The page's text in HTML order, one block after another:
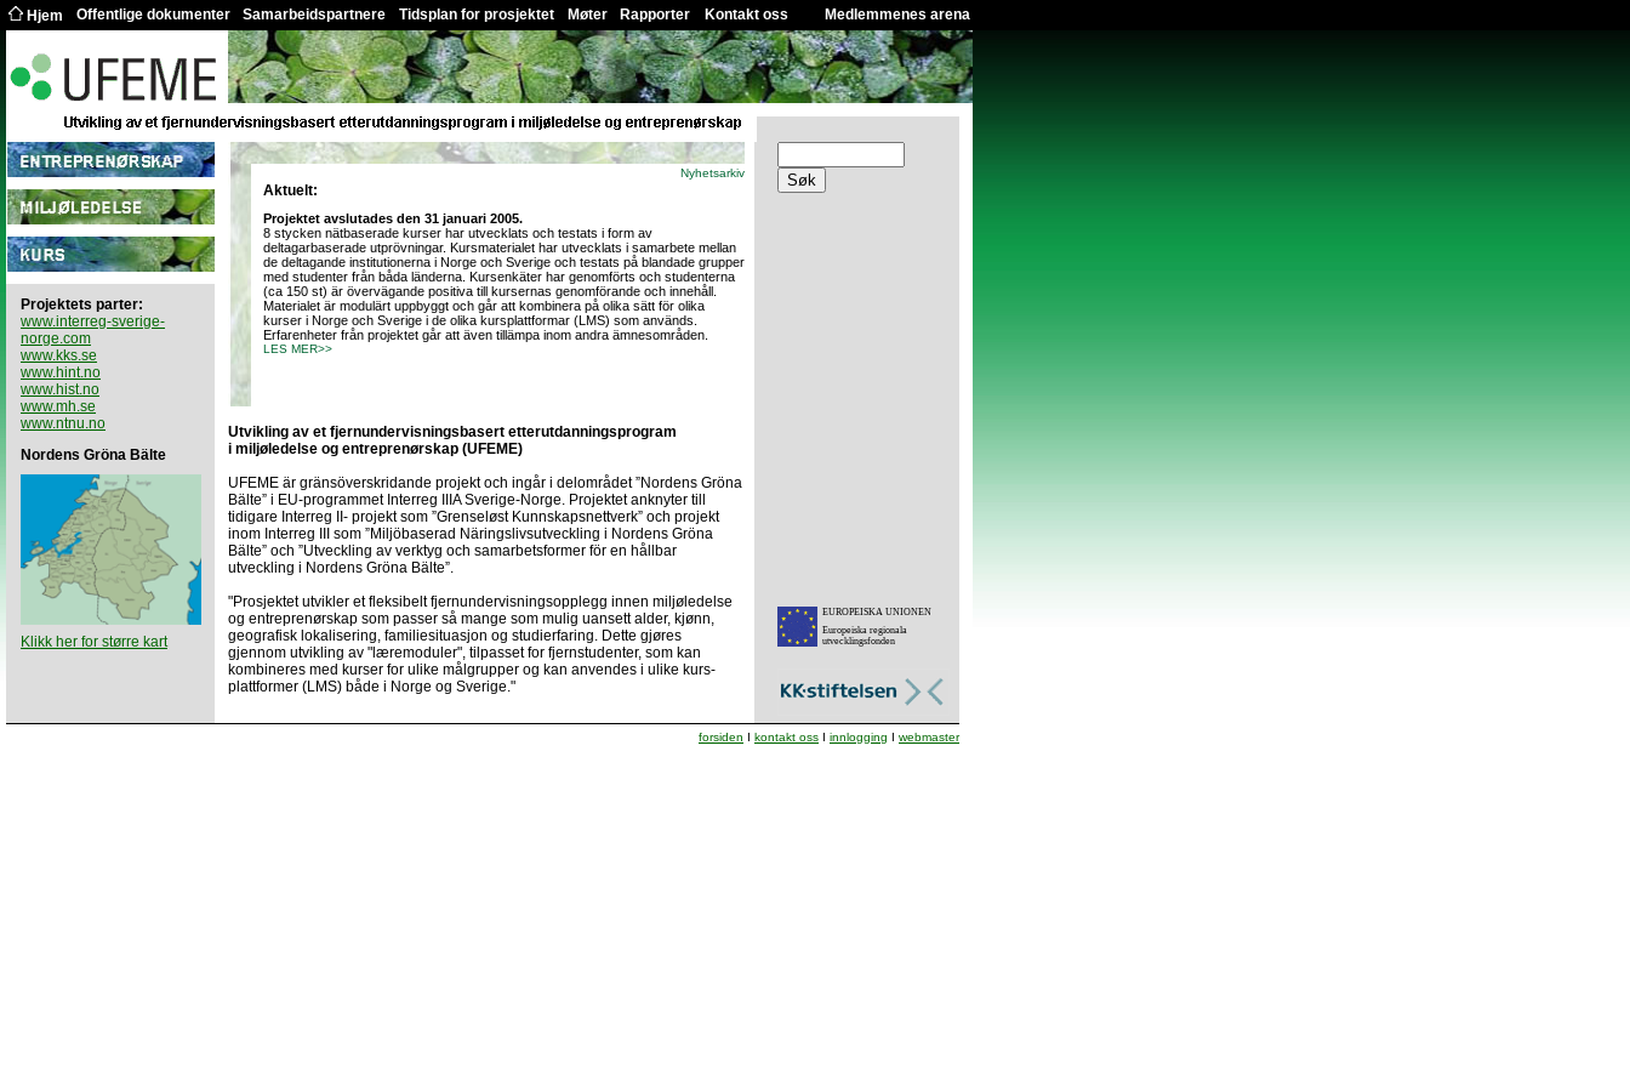
Hjem Offentlige dokumenter Samarbeidspartnere Tidsplan for prosjektet Møter Rapporter Kontakt oss Medlemmenes arena
Projektets parter:
www.interreg-sverige-
norge.com
www.kks.se
www.hint.no
www.hist.no
www.mh.se
www.ntnu.no
Nordens Gröna Bälte
Klikk her for større kart
Nyhetsarkiv
Aktuelt:
Projektet avslutades den 31 januari 2005.
8 stycken nätbaserade kurser har utvecklats och testats i form av
deltagarbaserade utprövningar. Kursmaterialet har utvecklats i samarbete mellan
de deltagande institutionerna i Norge och Sverige och testats på blandade grupper
med studenter från båda länderna. Kursenkäter har genomförts och studenterna
(ca 150 st) är övervägande positiva till kursernas genomförande och innehåll.
Materialet är modulärt uppbyggt och går att kombinera på olika sätt för olika
kurser i Norge och Sverige i de olika kursplattformar (LMS) som används.
Erfarenheter från projektet går att även tillämpa inom andra ämnesområden.
LES MER>>
Utvikling av et fjernundervisningsbasert etterutdanningsprogram
i miljøledelse og entreprenørskap (UFEME)
UFEME är gränsöverskridande projekt och ingår i delområdet ”Nordens Gröna
Bälte” i EU-programmet Interreg IIIA Sverige-Norge. Projektet anknyter till
tidigare Interreg II- projekt som ”Grenseløst Kunnskapsnettverk” och projekt
inom Interreg III som ”Miljöbaserad Näringslivsutveckling i Nordens Gröna
Bälte” och ”Utveckling av verktyg och samarbetsformer för en hållbar
utveckling i Nordens Gröna Bälte”.
"Prosjektet utvikler et fleksibelt fjernundervisningsopplegg innen miljøledelse
og entreprenørskap som passer så mange som mulig uansett alder, kjønn,
geografisk lokalisering, familiesituasjon og studierfaring. Dette gjøres
gjennom utvikling av "læremoduler", tilpasset for fjernstudenter, som kan
kombineres med kurser for ulike målgrupper og kan anvendes i ulike kurs-
plattformer (LMS) både i Norge og Sverige."
EUROPEISKA UNIONEN
Europeiska regionala
utvecklingsfonden
forsiden I kontakt oss I innlogging I webmaster